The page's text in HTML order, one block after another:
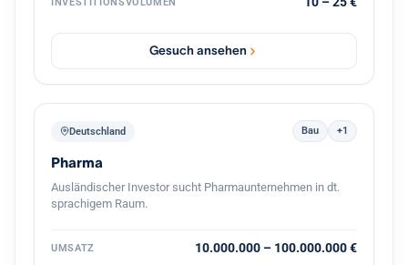
Management und mit Kontinuität für die Belegschaft.
Gesuch ansehen
Deutschland Bau +1
Pharma
Ausländischer Investor sucht Pharmaunternehmen in dt.
sprachigem Raum.
UMSATZ 10.000.000 – 100.000.000 €